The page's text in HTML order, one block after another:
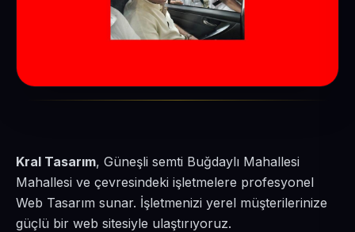
Kral Tasarım, Güneşli semti Buğdaylı Mahallesi
Mahallesi ve çevresindeki işletmelere profesyonel
Web Tasarım sunar. İşletmenizi yerel müşterilerinize
güçlü bir web sitesiyle ulaştırıyoruz.